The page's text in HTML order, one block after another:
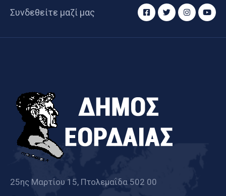
Συνδεθείτε μαζί μας
25ης Μαρτίου 15, Πτολεμαΐδα 502 00